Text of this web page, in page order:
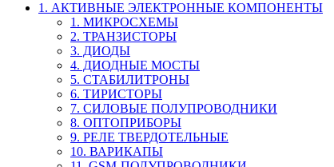
1. АКТИВНЫЕ ЭЛЕКТРОННЫЕ КОМПОНЕНТЫ
1. МИКРОСХЕМЫ
2. ТРАНЗИСТОРЫ
3. ДИОДЫ
4. ДИОДНЫЕ МОСТЫ
5. СТАБИЛИТРОНЫ
6. ТИРИСТОРЫ
7. СИЛОВЫЕ ПОЛУПРОВОДНИКИ
8. ОПТОПРИБОРЫ
9. РЕЛЕ ТВЕРДОТЕЛЬНЫЕ
10. ВАРИКАПЫ